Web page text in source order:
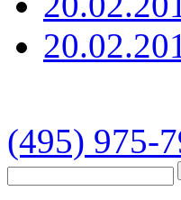
(495) 975-